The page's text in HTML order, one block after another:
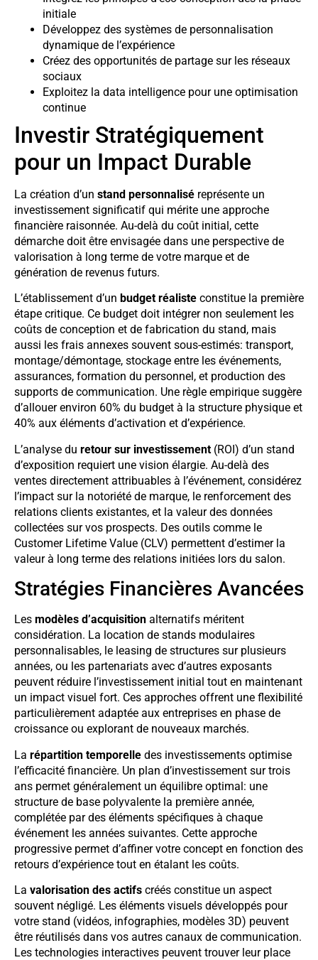
initiale
Développez des systèmes de personnalisation
dynamique de l’expérience
Créez des opportunités de partage sur les réseaux
sociaux
Exploitez la data intelligence pour une optimisation
continue
Investir Stratégiquement
pour un Impact Durable
La création d’un stand personnalisé représente un
investissement significatif qui mérite une approche
financière raisonnée. Au-delà du coût initial, cette
démarche doit être envisagée dans une perspective de
valorisation à long terme de votre marque et de
génération de revenus futurs.
L’établissement d’un budget réaliste constitue la première
étape critique. Ce budget doit intégrer non seulement les
coûts de conception et de fabrication du stand, mais
aussi les frais annexes souvent sous-estimés: transport,
montage/démontage, stockage entre les événements,
assurances, formation du personnel, et production des
supports de communication. Une règle empirique suggère
d’allouer environ 60% du budget à la structure physique et
40% aux éléments d’activation et d’expérience.
L’analyse du retour sur investissement (ROI) d’un stand
d’exposition requiert une vision élargie. Au-delà des
ventes directement attribuables à l’événement, considérez
l’impact sur la notoriété de marque, le renforcement des
relations clients existantes, et la valeur des données
collectées sur vos prospects. Des outils comme le
Customer Lifetime Value (CLV) permettent d’estimer la
valeur à long terme des relations initiées lors du salon.
Stratégies Financières Avancées
Les modèles d’acquisition alternatifs méritent
considération. La location de stands modulaires
personnalisables, le leasing de structures sur plusieurs
années, ou les partenariats avec d’autres exposants
peuvent réduire l’investissement initial tout en maintenant
un impact visuel fort. Ces approches offrent une flexibilité
particulièrement adaptée aux entreprises en phase de
croissance ou explorant de nouveaux marchés.
La répartition temporelle des investissements optimise
l’efficacité financière. Un plan d’investissement sur trois
ans permet généralement un équilibre optimal: une
structure de base polyvalente la première année,
complétée par des éléments spécifiques à chaque
événement les années suivantes. Cette approche
progressive permet d’affiner votre concept en fonction des
retours d’expérience tout en étalant les coûts.
La valorisation des actifs créés constitue un aspect
souvent négligé. Les éléments visuels développés pour
votre stand (vidéos, infographies, modèles 3D) peuvent
être réutilisés dans vos autres canaux de communication.
Les technologies interactives peuvent trouver leur place